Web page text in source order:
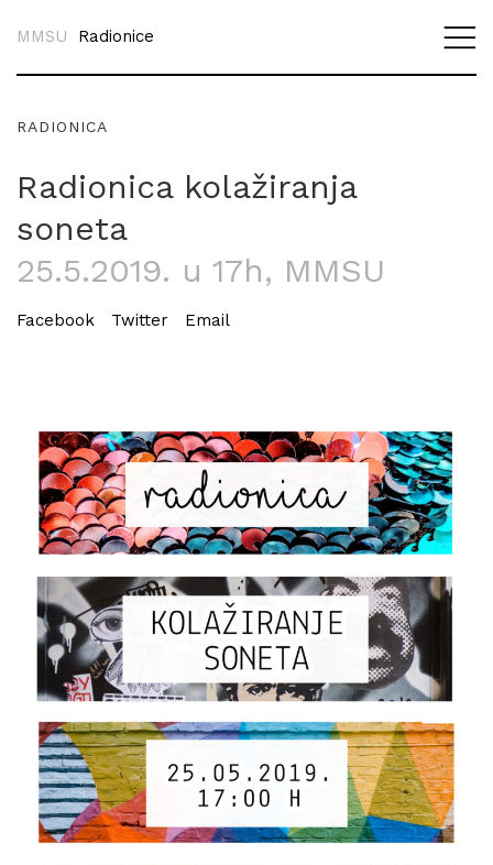
MMSU Radionice
RADIONICA
Radionica kolažiranja
soneta
25.5.2019. u 17h, MMSU
Facebook Twitter Email